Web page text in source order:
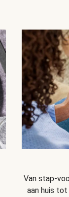
Van stap-
aan huis tot